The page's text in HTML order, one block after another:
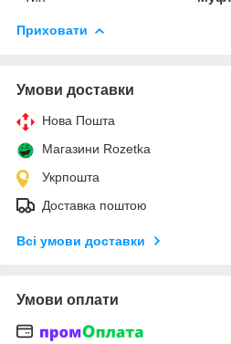
Приховати
Умови доставки
Нова Пошта
Магазини Rozetka
Укрпошта
Доставка поштою
Всі умови доставки
Умови оплати